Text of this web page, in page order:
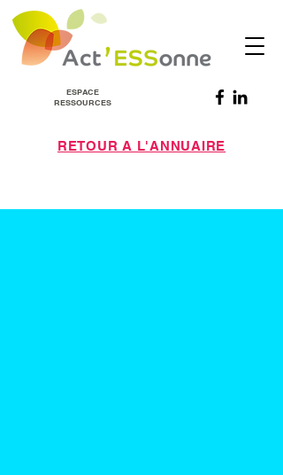
ESPACE
RESSOURCES
RETOUR A L'ANNUAIRE